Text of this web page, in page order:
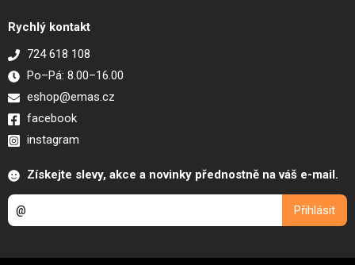
Rychlý kontakt
724 618 108
Po–Pá: 8.00–16.00
eshop@emas.cz
facebook
instagram
Získejte slevy, akce a novinky přednostně na váš e-mail.